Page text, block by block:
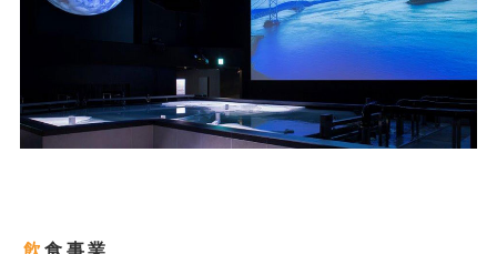
飲食事業